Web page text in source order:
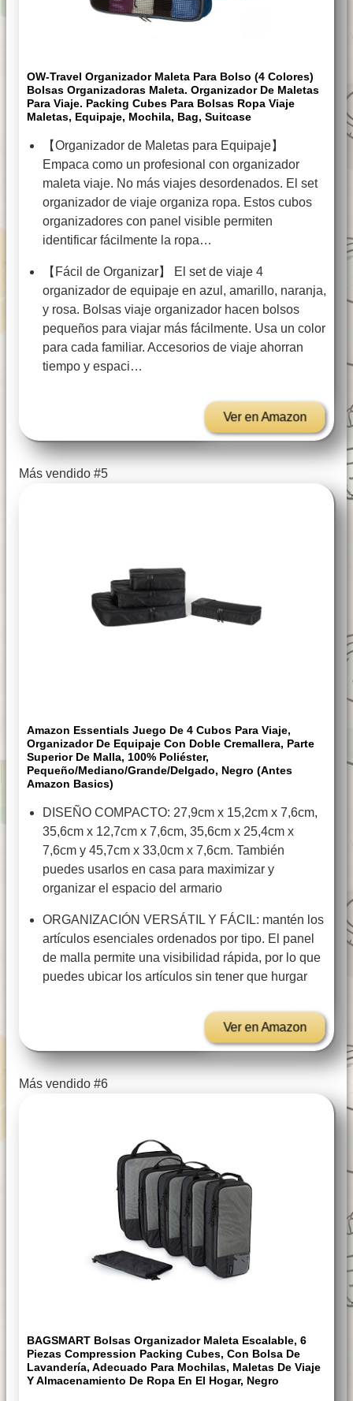
OW-Travel Organizador Maleta Para Bolso (4 Colores)
Bolsas Organizadoras Maleta. Organizador De Maletas
Para Viaje. Packing Cubes Para Bolsas Ropa Viaje
Maletas, Equipaje, Mochila, Bag, Suitcase
【Organizador de Maletas para Equipaje】
Empaca como un profesional con organizador
maleta viaje. No más viajes desordenados. El set
organizador de viaje organiza ropa. Estos cubos
organizadores con panel visible permiten
identificar fácilmente la ropa…
【Fácil de Organizar】 El set de viaje 4
organizador de equipaje en azul, amarillo, naranja,
y rosa. Bolsas viaje organizador hacen bolsos
pequeños para viajar más fácilmente. Usa un color
para cada familiar. Accesorios de viaje ahorran
tiempo y espaci…
Ver en Amazon
Más vendido #5
Amazon Essentials Juego De 4 Cubos Para Viaje,
Organizador De Equipaje Con Doble Cremallera, Parte
Superior De Malla, 100% Poliéster,
Pequeño/Mediano/Grande/Delgado, Negro (antes
Amazon Basics)
DISEÑO COMPACTO: 27,9cm x 15,2cm x 7,6cm,
35,6cm x 12,7cm x 7,6cm, 35,6cm x 25,4cm x
7,6cm y 45,7cm x 33,0cm x 7,6cm. También
puedes usarlos en casa para maximizar y
organizar el espacio del armario
ORGANIZACIÓN VERSÁTIL Y FÁCIL: mantén los
artículos esenciales ordenados por tipo. El panel
de malla permite una visibilidad rápida, por lo que
puedes ubicar los artículos sin tener que hurgar
Ver en Amazon
Más vendido #6
BAGSMART Bolsas Organizador Maleta Escalable, 6
Piezas Compression Packing Cubes, Con Bolsa De
Lavandería, Adecuado Para Mochilas, Maletas De Viaje
Y Almacenamiento De Ropa En El Hogar, Negro